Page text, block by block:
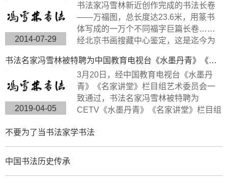
工整、挺劲险峻。
2014-07-29
书法家冯雪林新近创作完成的书法长卷
——万福图，总长度达23.6米，用篆书
体写成的一万个不同福字巨篇长卷……
经北京书画搜藏中心鉴定，这是迄今为
有很高的搜藏价值。浙江卫视拍摄组来
到杭州余杭径山风情小镇专门拍摄了此
次专题片。
书法名家冯雪林被特聘为中国教育电视台《水墨丹青》《名家讲堂》栏目组签约艺术家
2019-04-05
3月20日，经中国教育电视台《水墨丹
青》《名家讲堂》栏目组艺术委员会一
致通过，书法名家冯雪林被特聘为
CETV《水墨丹青》《名家讲堂》栏目组
青》是以“弘扬中华传统文化，传承水墨
艺术精髓”为宗旨，展示现代中国书画艺
不要为了当书法家学书法
中国书法历史传承